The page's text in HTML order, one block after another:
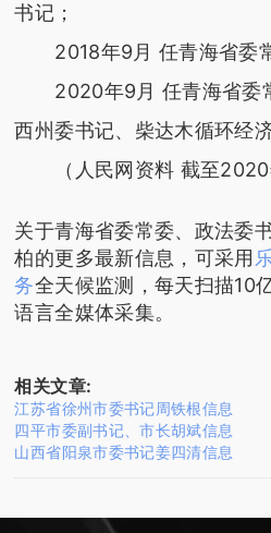
书记；
2018年9月 任青海省委
2020年9月 任青海省委
西州委书记、柴达木循环经
（人民网资料 截至2020
关于青海省委常委、政法委
柏的更多最新信息，可采用
务全天候监测，每天扫描10
语言全媒体采集。
相关文章:
江苏省徐州市委书记周铁根信息
四平市委副书记、市长胡斌信息
山西省阳泉市委书记姜四清信息